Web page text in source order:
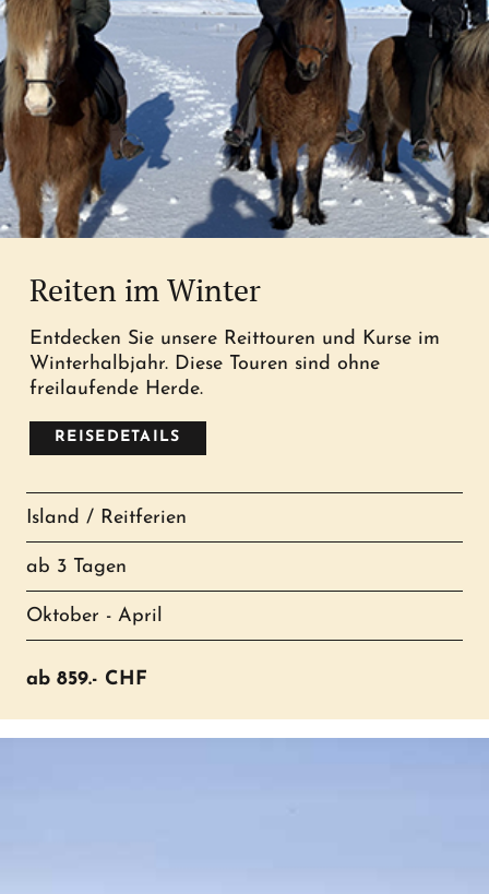
Reiten im Winter
Entdecken Sie unsere Reittouren und Kurse im
Winterhalbjahr. Diese Touren sind ohne
freilaufende Herde.
REISEDETAILS
Island / Reitferien
ab 3 Tagen
Oktober - April
ab 859.- CHF